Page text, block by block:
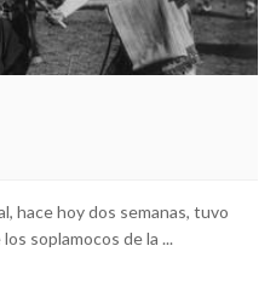
hace hoy dos semanas, tuvo
soplamocos de la ...